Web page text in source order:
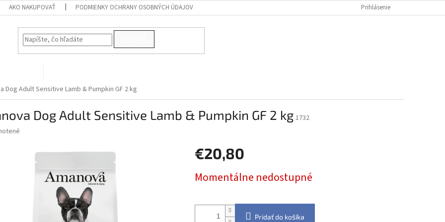
AKO NAKUPOVAŤ PODMIENKY OCHRANY OSOBNÝCH ÚDAJOV Prihlásenie
Dog Adult Sensitive Lamb & Pumpkin GF 2 kg
Dog Adult Sensitive Lamb & Pumpkin GF 2 kg 1732
€20,80
cena:
Momentálne nedostupné
Pridať do košíka